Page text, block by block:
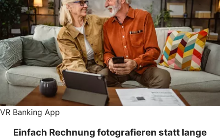
VR Banking App
Einfach Rechnung fotografieren statt lange